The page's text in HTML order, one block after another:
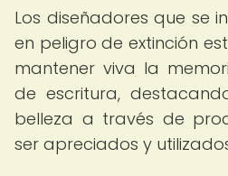
Los diseñadores que se
en peligro de extinción
mantener viva la
de escritura,
belleza a través de
ser apreciados y